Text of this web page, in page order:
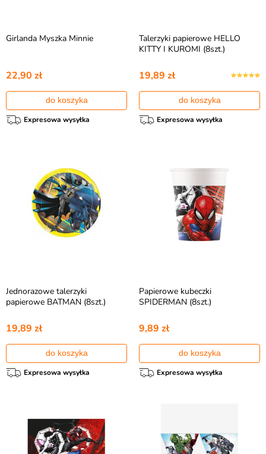
Girlanda Myszka Minnie
22,90 zł
do koszyka
Expresowa wysyłka
Talerzyki papierowe HELLO
KITTY I KUROMI (8szt.)
19,89 zł
do koszyka
Expresowa wysyłka
Jednorazowe talerzyki
papierowe BATMAN (8szt.)
19,89 zł
do koszyka
Expresowa wysyłka
Papierowe kubeczki
SPIDERMAN (8szt.)
9,89 zł
do koszyka
Expresowa wysyłka